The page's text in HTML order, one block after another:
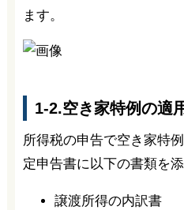
ます。
1-2.空き家特例の適
所得税の申告で空き家特
定申告書に以下の書類を添
譲渡所得の内訳書